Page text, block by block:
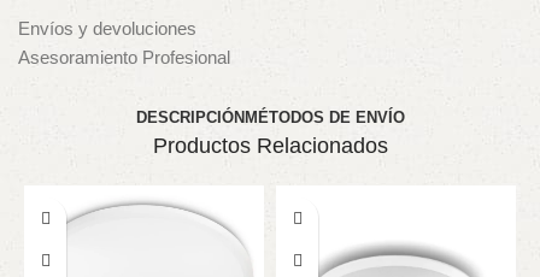
Envíos y devoluciones
Asesoramiento Profesional
DESCRIPCIÓN MÉTODOS DE ENVÍO
Productos Relacionados